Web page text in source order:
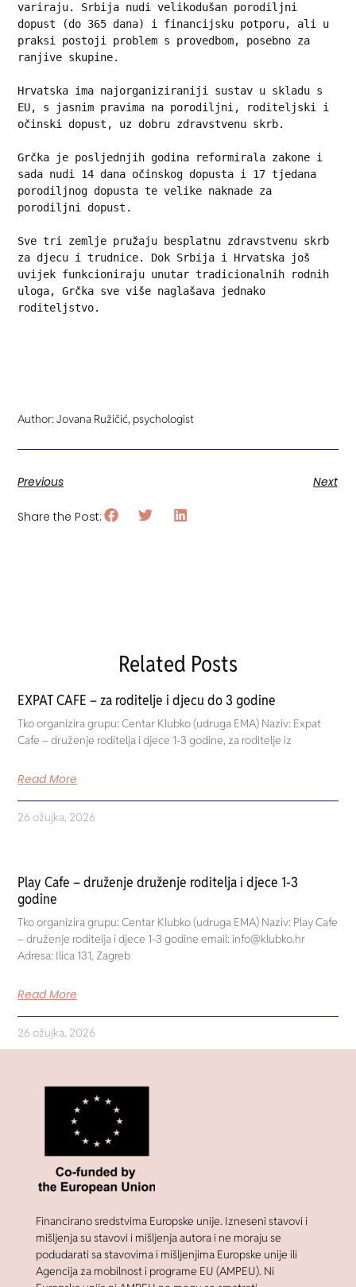
variraju. Srbija nudi velikodušan porodiljni
dopust (do 365 dana) i financijsku potporu, ali u
praksi postoji problem s provedbom, posebno za
ranjive skupine.
Hrvatska ima najorganiziraniji sustav u skladu s
EU, s jasnim pravima na porodiljni, roditeljski i
očinski dopust, uz dobru zdravstvenu skrb.
Grčka je posljednjih godina reformirala zakone i
sada nudi 14 dana očinskog dopusta i 17 tjedana
porodiljnog dopusta te velike naknade za
porodiljni dopust.
Sve tri zemlje pružaju besplatnu zdravstvenu skrb
za djecu i trudnice. Dok Srbija i Hrvatska još
uvijek funkcioniraju unutar tradicionalnih rodnih
uloga, Grčka sve više naglašava jednako
roditeljstvo.
Author: Jovana Ružičić, psychologist
Previous Next
Share the Post:
Related Posts
EXPAT CAFE – za roditelje i djecu do 3 godine
Tko organizira grupu: Centar Klubko (udruga EMA) Naziv: Expat
Cafe – druženje roditelja i djece 1-3 godine, za roditelje iz
Read More
26 ožujka, 2026
Play Cafe – druženje druženje roditelja i djece 1-3
godine
Tko organizira grupu: Centar Klubko (udruga EMA) Naziv: Play Cafe
– druženje roditelja i djece 1-3 godine email: info@klubko.hr
Adresa: Ilica 131, Zagreb
Read More
26 ožujka, 2026
Financirano sredstvima Europske unije. Izneseni stavovi i
mišljenja su stavovi i mišljenja autora i ne moraju se
podudarati sa stavovima i mišljenjima Europske unije ili
Agencija za mobilnost i programe EU (AMPEU). Ni